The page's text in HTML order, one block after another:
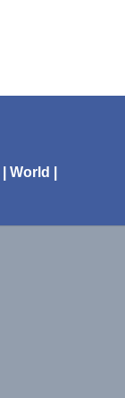
| World |